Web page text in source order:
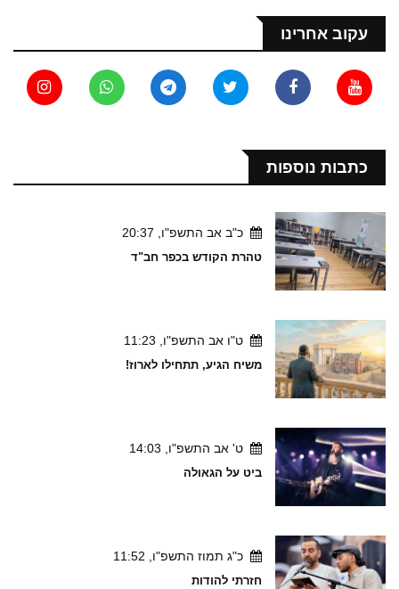
עקוב אחרינו
כתבות נוספות
כ"ב אב התשפ"ו, 20:37
טהרת הקודש בכפר חב"ד
ט"ו אב התשפ"ו, 11:23
משיח הגיע, תתחילו לארוז!
ט' אב התשפ"ו, 14:03
ביט על הגאולה
כ"ג תמוז התשפ"ו, 11:52
חזרתי להודות